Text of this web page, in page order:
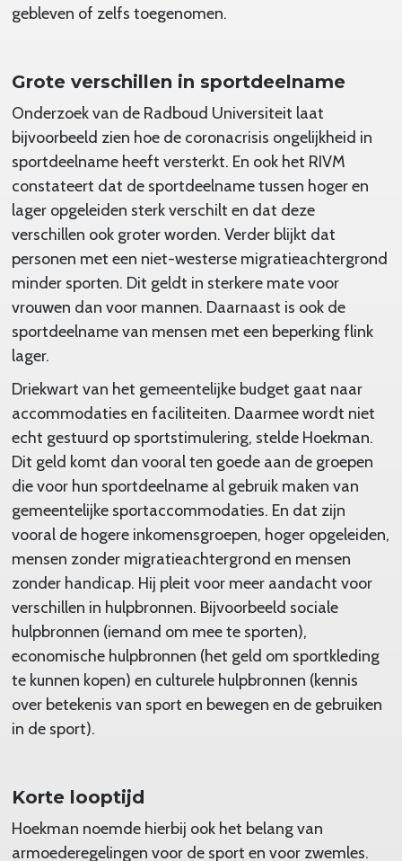
gebleven of zelfs toegenomen.
Grote verschillen in sportdeelname
Onderzoek van de Radboud Universiteit laat
bijvoorbeeld zien hoe de coronacrisis ongelijkheid in
sportdeelname heeft versterkt. En ook het RIVM
constateert dat de sportdeelname tussen hoger en
lager opgeleiden sterk verschilt en dat deze
verschillen ook groter worden. Verder blijkt dat
personen met een niet-westerse migratieachtergrond
minder sporten. Dit geldt in sterkere mate voor
vrouwen dan voor mannen. Daarnaast is ook de
sportdeelname van mensen met een beperking flink
lager.
Driekwart van het gemeentelijke budget gaat naar
accommodaties en faciliteiten. Daarmee wordt niet
echt gestuurd op sportstimulering, stelde Hoekman.
Dit geld komt dan vooral ten goede aan de groepen
die voor hun sportdeelname al gebruik maken van
gemeentelijke sportaccommodaties. En dat zijn
vooral de hogere inkomensgroepen, hoger opgeleiden,
mensen zonder migratieachtergrond en mensen
zonder handicap. Hij pleit voor meer aandacht voor
verschillen in hulpbronnen. Bijvoorbeeld sociale
hulpbronnen (iemand om mee te sporten),
economische hulpbronnen (het geld om sportkleding
te kunnen kopen) en culturele hulpbronnen (kennis
over betekenis van sport en bewegen en de gebruiken
in de sport).
Korte looptijd
Hoekman noemde hierbij ook het belang van
armoederegelingen voor de sport en voor zwemles.